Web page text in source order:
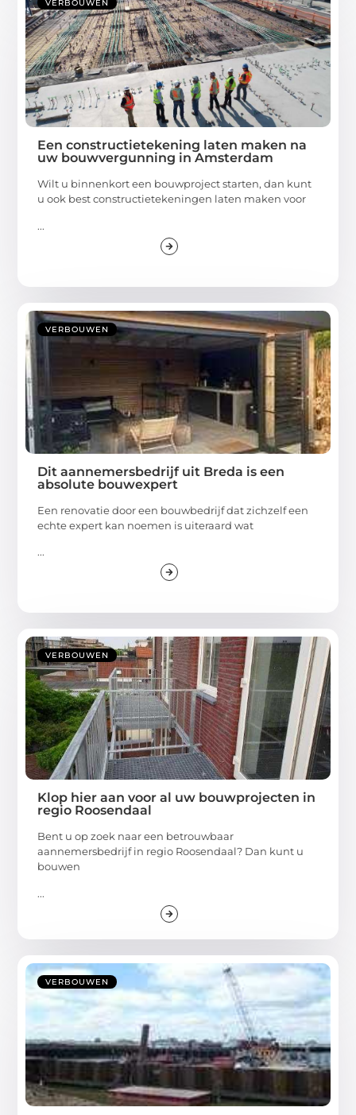
VERBOUWEN
Een constructietekening laten maken na
uw bouwvergunning in Amsterdam
Wilt u binnenkort een bouwproject starten, dan kunt
u ook best constructietekeningen laten maken voor
...
VERBOUWEN
Dit aannemersbedrijf uit Breda is een
absolute bouwexpert
Een renovatie door een bouwbedrijf dat zichzelf een
echte expert kan noemen is uiteraard wat
...
VERBOUWEN
Klop hier aan voor al uw bouwprojecten in
regio Roosendaal
Bent u op zoek naar een betrouwbaar
aannemersbedrijf in regio Roosendaal? Dan kunt u
bouwen
...
VERBOUWEN